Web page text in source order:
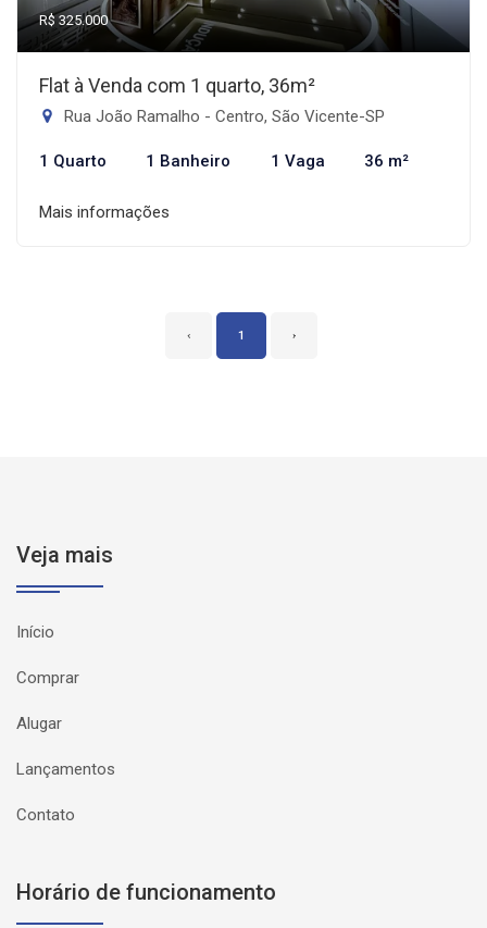
R$ 325.000
Flat à Venda com 1 quarto, 36m²
Rua João Ramalho - Centro, São Vicente-SP
1 Quarto 1 Banheiro 1 Vaga 36 m²
Mais informações
‹ 1 ›
Veja mais
Início
Comprar
Alugar
Lançamentos
Contato
Horário de funcionamento